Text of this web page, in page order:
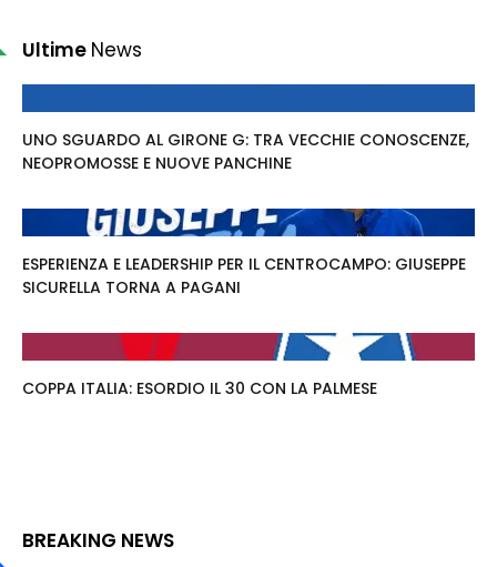
Ultime News
UNO SGUARDO AL GIRONE G: TRA VECCHIE CONOSCENZE,
NEOPROMOSSE E NUOVE PANCHINE
ESPERIENZA E LEADERSHIP PER IL CENTROCAMPO: GIUSEPPE
SICURELLA TORNA A PAGANI
COPPA ITALIA: ESORDIO IL 30 CON LA PALMESE
BREAKING NEWS